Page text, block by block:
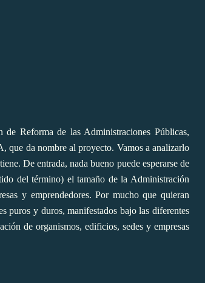
Reforma de las Administraciones Públicas,
que da nombre al proyecto. Vamos a analizarlo
De entrada, nada bueno puede esperarse de
del término) el tamaño de la Administración
y emprendedores. Por mucho que quieran
puros y duros, manifestados bajo las diferentes
de organismos, edificios, sedes y empresas